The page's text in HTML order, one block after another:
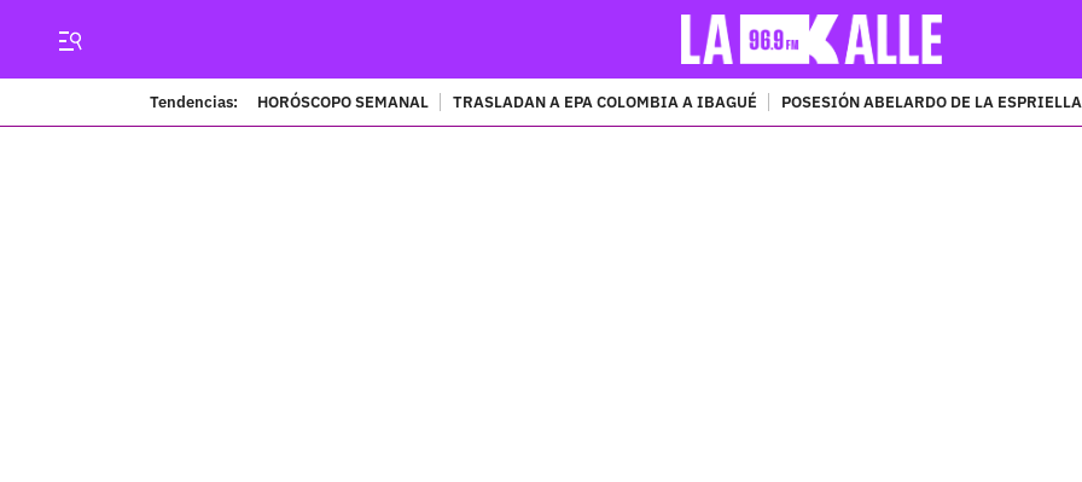
Tendencias: HORÓSCOPO SEMANAL TRASLADAN A EPA COLOMBIA A IBAGUÉ POSESIÓN ABELARDO DE LA ESPRIELLA